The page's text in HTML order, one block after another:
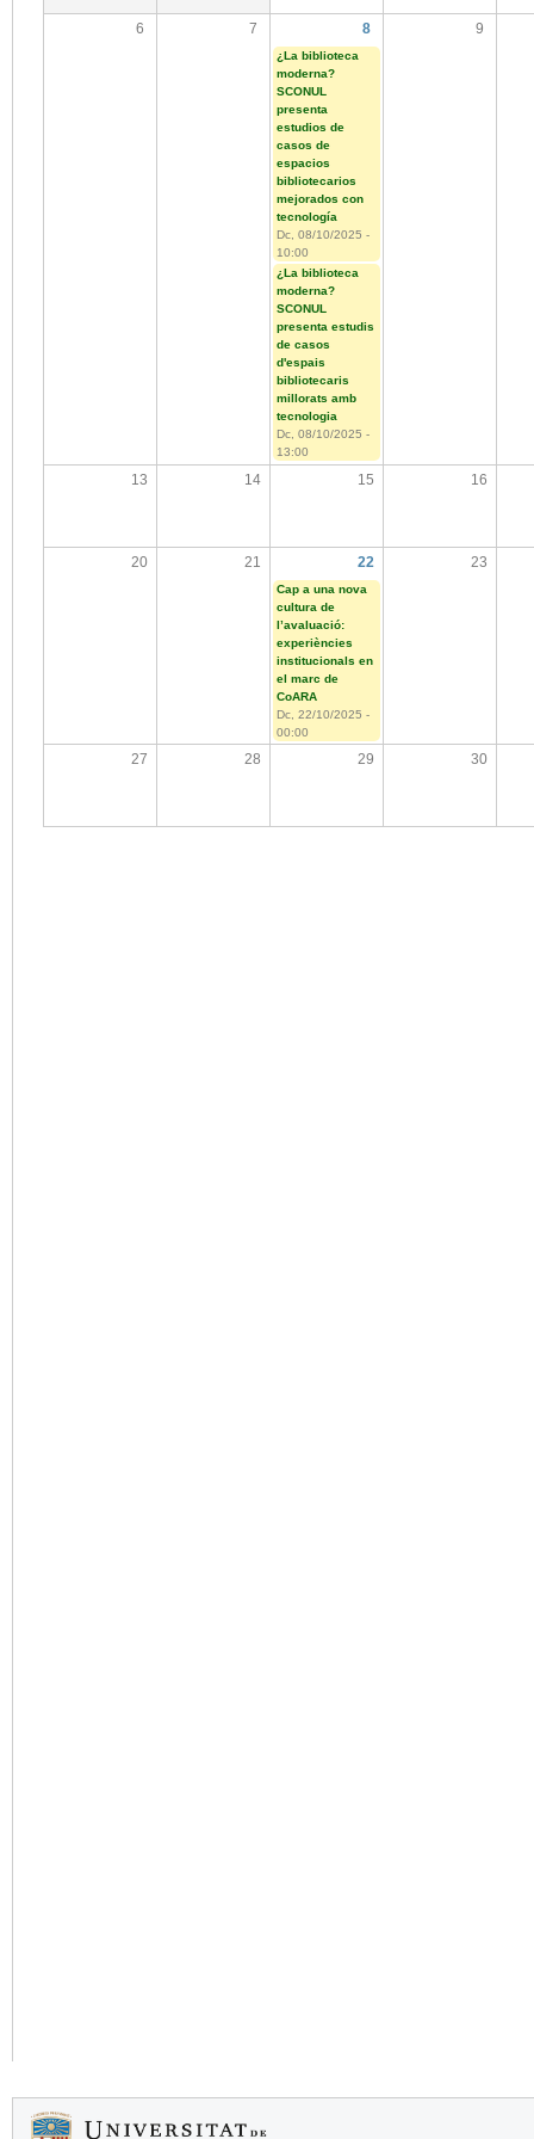
6 7 8 9
¿La biblioteca
moderna?
SCONUL
presenta
estudios de
casos de
espacios
bibliotecarios
mejorados con
tecnología
Dc, 08/10/2025 -
10:00
¿La biblioteca
moderna?
SCONUL
presenta estudis
de casos
d'espais
bibliotecaris
millorats amb
tecnologia
Dc, 08/10/2025 -
13:00
13 14 15 16
20 21 22 23
Cap a una nova
cultura de
l’avaluació:
experiències
institucionals en
el marc de
CoARA
Dc, 22/10/2025 -
00:00
27 28 29 30